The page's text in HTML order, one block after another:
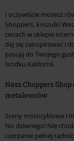
I oczywiście możesz
Shoppers, koszulki
cenach w sklepie
daj się zainspirować i
pasują do Twojego
środku Kalifornii.
Nasz Choppers
metalowców
Sceny motocyklowa i
Nic dziwnego! Nie
czerpanie pełnej